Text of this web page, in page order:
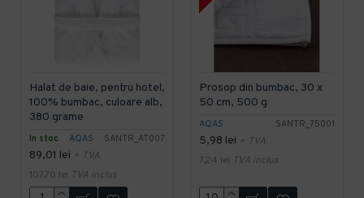
In stoc AQAS SANTR_AT007
Halat de baie, pentru hotel,
100% bumbac, culoare alb,
380 grame
89,01 lei + TVA
107,70 lei TVA inclus
AQAS SANTR_75001
Prosop din bumbac, 30 x
50 cm, 500 g
5,98 lei + TVA
7,24 lei TVA inclus